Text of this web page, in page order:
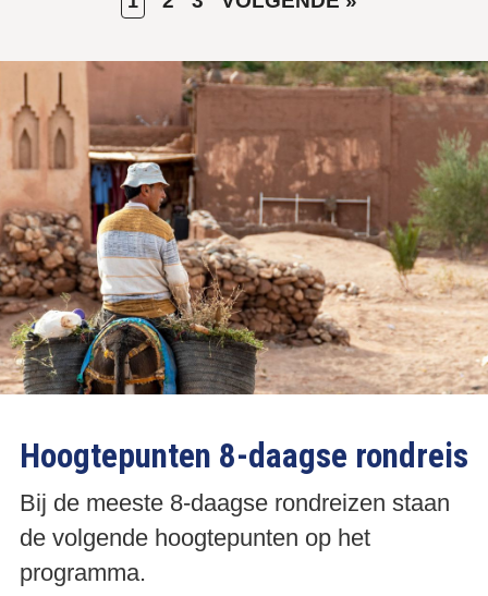
PagineringPAGINA
Hoogtepunten 8-daagse rondreis
Bij de meeste 8-daagse rondreizen staan
de volgende hoogtepunten op het
programma.